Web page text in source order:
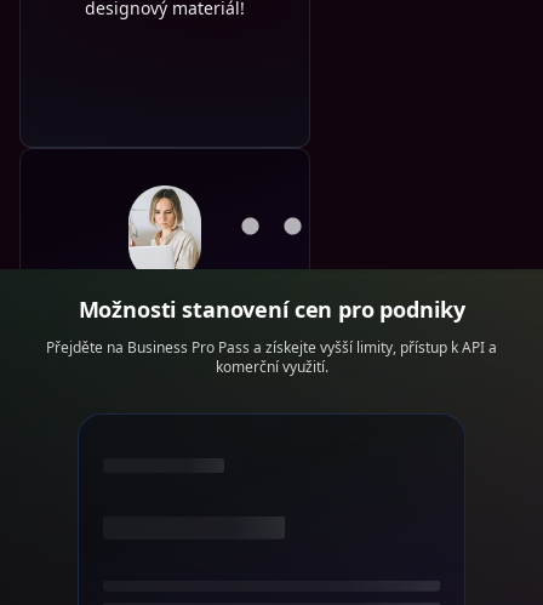
designový materiál!
Pro elektronické
obchodování
Dobré produktové obrázky
vedou k vyšším konverzím,
a optimalizovat obrázky.
Možnosti stanovení cen pro podniky
Přejděte na Business Pro Pass a získejte vyšší limity, přístup k API a
komerční využití.